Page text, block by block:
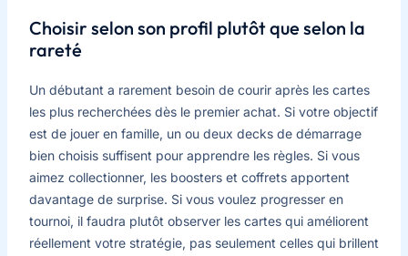
Choisir selon son profil plutôt que selon la
rareté
Un débutant a rarement besoin de courir après les cartes
les plus recherchées dès le premier achat. Si votre objectif
est de jouer en famille, un ou deux decks de démarrage
bien choisis suffisent pour apprendre les règles. Si vous
aimez collectionner, les boosters et coffrets apportent
davantage de surprise. Si vous voulez progresser en
tournoi, il faudra plutôt observer les cartes qui améliorent
réellement votre stratégie, pas seulement celles qui brillent